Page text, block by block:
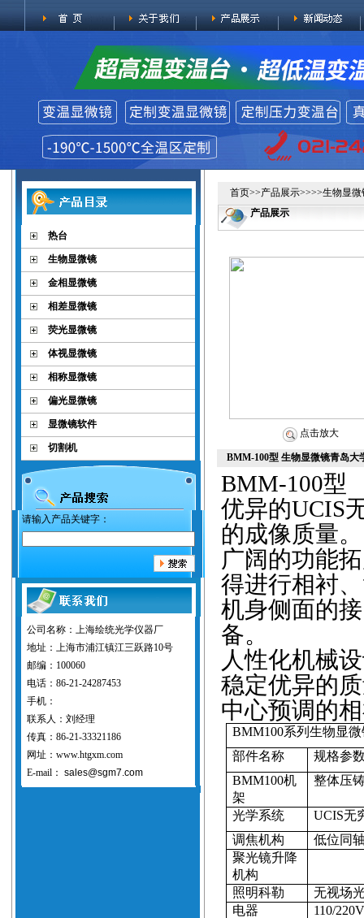
热台
生物显微镜
金相显微镜
相差显微镜
荧光显微镜
体视显微镜
相称显微镜
偏光显微镜
显微镜软件
切割机
请输入产品关键字：
公司名称：上海绘统光学仪器厂
地址：上海市浦江镇江三跃路10号
邮编：100060
电话：86-21-24287453
手机：
联系人：刘经理
传真：86-21-33321186
网址：www.htgxm.com
E-mail： sales@sgm7.com
首页>>产品展示>>>>生物显微
产品展示
点击放大
BMM-100型 生物显微镜青岛大
BMM-100型
优异的UCIS
的成像质量。
广阔的功能
得进行相衬
机身侧面的
备。
人性化机械
稳定优异的
中心预调的
BMM100系列生物显
部件名称
规格参
BMM100机
架
整体压
光学系统 UCIS无
调焦机构
低位同
聚光镜升降
机构
照明科勒
无视场
电器
110/